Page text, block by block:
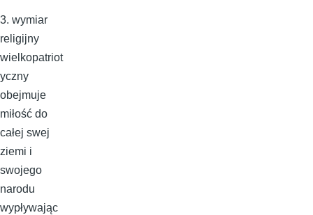
3. wymiar
religijny
wielkopatriot
yczny
obejmuje
miłość do
całej swej
ziemi i
swojego
narodu
wypływając